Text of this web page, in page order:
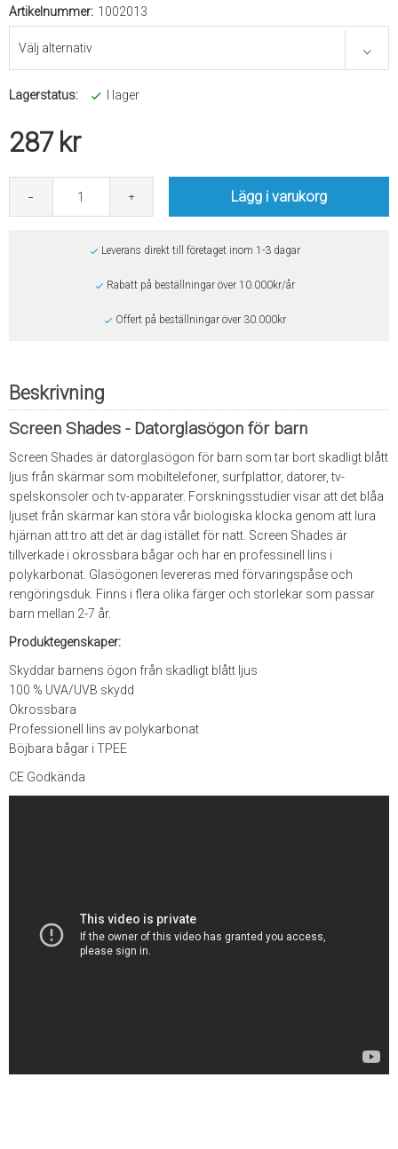
Artikelnummer: 1002013
Lagerstatus: I lager
287 kr
Lägg i varukorg
Leverans direkt till företaget inom 1-3 dagar
Rabatt på beställningar över 10.000kr/år
Offert på beställningar över 30.000kr
Beskrivning
Screen Shades - Datorglasögon för barn
Screen Shades är datorglasögon för barn som tar bort skadligt blått
ljus från skärmar som mobiltelefoner, surfplattor, datorer, tv-
spelskonsoler och tv-apparater. Forskningsstudier visar att det blåa
ljuset från skärmar kan störa vår biologiska klocka genom att lura
hjärnan att tro att det är dag istället för natt. Screen Shades är
tillverkade i okrossbara bågar och har en professinell lins i
polykarbonat. Glasögonen levereras med förvaringspåse och
rengöringsduk. Finns i flera olika färger och storlekar som passar
barn mellan 2-7 år.
Produktegenskaper:
Skyddar barnens ögon från skadligt blått ljus
100 % UVA/UVB skydd
Okrossbara
Professionell lins av polykarbonat
Böjbara bågar i TPEE
CE Godkända